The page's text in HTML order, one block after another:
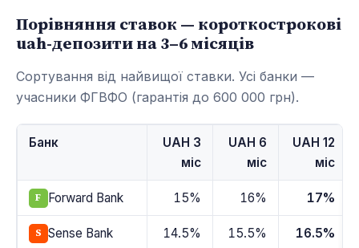
Порівняння ставок — короткострокові
uah-депозити на 3–6 місяців
Сортування від найвищої ставки. Усі банки —
учасники ФГВФО (гарантія до 600 000 грн).
Банк
UAH 3
міс
UAH 6
міс
UAH 12
міс
F Forward Bank 15% 16% 17%
S Sense Bank 14.5% 15.5% 16.5%